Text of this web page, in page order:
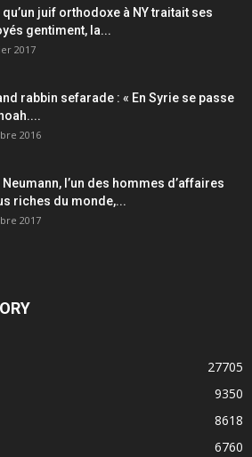
qu’un juif orthodoxe à NY traitait ses
gentiment, la...
2017
rabbin sefarade : « En Syrie se passe
2016
l’un des hommes d’affaires
riches du monde,...
2017
27705
9350
8618
6760